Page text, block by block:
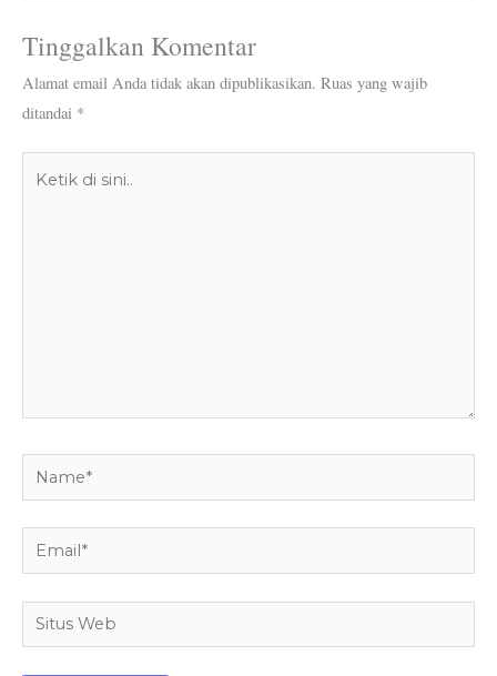
Tinggalkan Komentar
Alamat email Anda tidak akan dipublikasikan. Ruas yang wajib
ditandai *
Name*
Email*
Situs
Web